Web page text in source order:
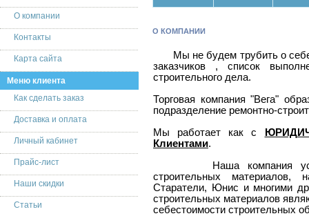
О компании
Контакты
Карта сайта
Меню клиента
Как сделать заказ
Доставка и оплата
Личный кабинет
Прайс-лист
Наши скидки
Статьи
О КОМПАНИИ
Мы не будем трубить о себе
заказчиков , список
строительного дела.
Торговая компания "Вега"
подразделение ремонтно-
Мы работает как с
Клиентами.
Наша компания
строительных
Старатели, Юнис и многими
строительных материалов
себестоимости строительных